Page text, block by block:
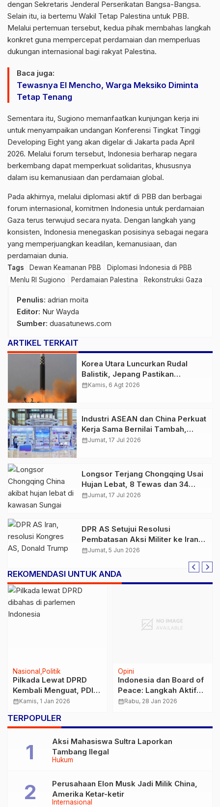
dengan Sekretaris Jenderal Perserikatan Bangsa-Bangsa.
Selain itu, ia bertemu Wakil Tetap Palestina untuk PBB.
Melalui pertemuan tersebut, kedua pihak membahas langkah
konkret guna mempercepat perdamaian dan memperluas
dukungan internasional bagi rakyat Palestina.
Baca juga:
Tewasnya El Mencho, Warga Meksiko Diminta
Tetap Tenang
Sementara itu, Sugiono memanfaatkan kunjungan kerja ini
untuk menyampaikan undangan Konferensi Tingkat Tinggi
Developing Eight yang akan digelar di Jakarta pada April
2026. Melalui forum tersebut, Indonesia berharap negara
berkembang dapat memperkuat solidaritas, khususnya
dalam isu kemanusiaan dan perdamaian global.
Pada akhirnya, melalui diplomasi aktif di PBB dan berbagai
forum internasional, komitmen Indonesia untuk perdamaian
Gaza terus terwujud secara nyata. Dengan langkah yang
konsisten, Indonesia menegaskan posisinya sebagai negara
yang memperjuangkan keadilan, kemanusiaan, dan
perdamaian dunia.
Tags Dewan Keamanan PBB
Diplomasi Indonesia di PBB
Menlu RI Sugiono
Perdamaian Palestina Rekonstruksi Gaza
Penulis: adrian moita
Editor: Nur Wayda
Sumber: duasatunews.com
ARTIKEL TERKAIT
Korea Utara Luncurkan Rudal
Balistik, Jepang Pastikan
Wilayahnya Aman
calendar_monthKamis, 6 Agt 2026
Industri ASEAN dan China Perkuat
Kerja Sama Bernilai Tambah,
Fokus AI hingga Energi Hijau
calendar_monthJumat, 17 Jul 2026
Longsor Terjang Chongqing Usai
Hujan Lebat, 8 Tewas dan 34
Orang Masih Hilang
calendar_monthJumat, 17 Jul 2026
DPR AS Setujui Resolusi
Pembatasan Aksi Militer ke Iran,
Tekanan Politik untuk Trump
calendar_monthJumat, 5 Jun 2026
REKOMENDASI UNTUK ANDA
Nasional Politik
Pilkada Lewat DPRD
Kembali Menguat, PDIP
Menolak
calendar_monthKamis, 1 Jan 2026
Opini
Indonesia dan Board of
Peace: Langkah Aktif
untuk Mempercepat
calendar_monthRabu, 28 Jan 2026
TERPOPULER
Hukum
Aksi Mahasiswa Sultra Laporkan
Tambang Ilegal
Internasional
Perusahaan Elon Musk Jadi Milik China,
Amerika Ketar-ketir